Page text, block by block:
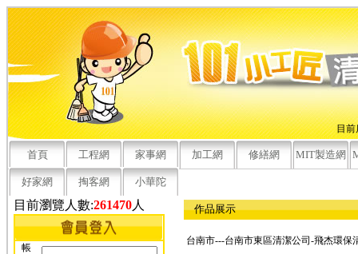
目前
首頁 工程網 家事網 加工網 修繕網 MIT製造網
好家網 掏客網 小華陀
目前瀏覽人數:261470人
帳
作品展示
台南市---台南市東區清潔公司-飛杰環保